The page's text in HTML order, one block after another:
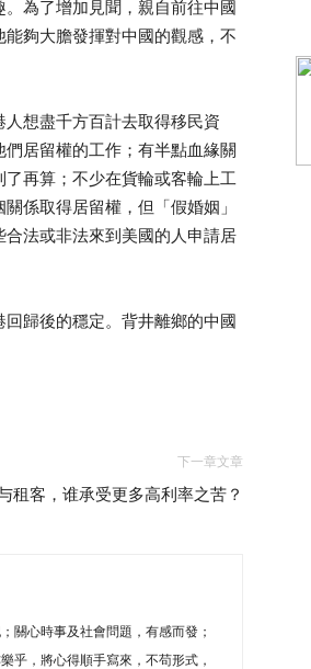
為了增加見聞，親自前往中國
夠大膽發揮對中國的觀感，不
想盡千方百計去取得移民資
居留權的工作；有半點血緣關
再算；不少在貨輪或客輪上工
係取得居留權，但「假婚姻」
法或非法來到美國的人申請居
歸後的穩定。背井離鄉的中國
下一章文章
租客，谁承受更多高利率之苦？
關心時事及社會問題，有感而發；
乎，將心得順手寫來，不苟形式，